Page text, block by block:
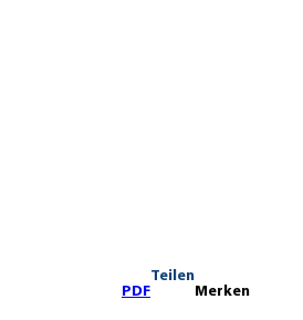
PDF
Teilen
Merken